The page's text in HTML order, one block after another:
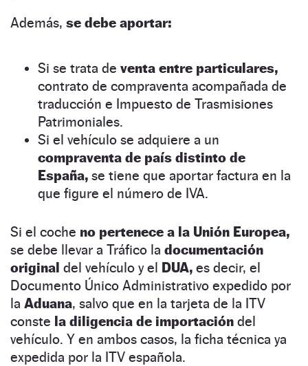
Además, se debe aportar:
Si se trata de venta entre particulares,
contrato de compraventa acompañada de
traducción e Impuesto de Trasmisiones
Patrimoniales.
Si el vehículo se adquiere a un
compraventa de país distinto de
España, se tiene que aportar factura en la
que figure el número de IVA.
Si el coche no pertenece a la Unión Europea,
se debe llevar a Tráfico la documentación
original del vehículo y el DUA, es decir, el
Documento Único Administrativo expedido por
la Aduana, salvo que en la tarjeta de la ITV
conste la diligencia de importación del
vehículo. Y en ambos casos, la ficha técnica ya
expedida por la ITV española.